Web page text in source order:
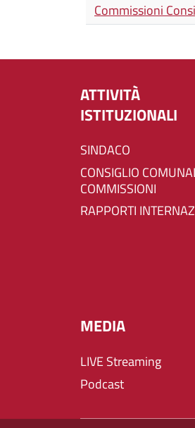
a
o
Commissioni
ATTIVITÀ
ISTITUZIONALI
SINDACO
CONSIGLIO COMUNALE E
COMMISSIONI
RAPPORTI
MEDIA
LIVE Streaming
Podcast